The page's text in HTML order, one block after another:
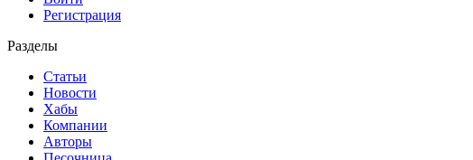
Регистрация
Разделы
Статьи
Новости
Хабы
Компании
Авторы